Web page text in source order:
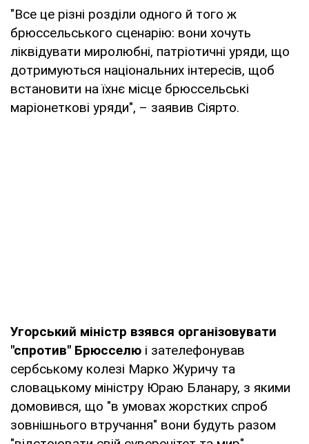
"Все це різні розділи одного й того ж
брюссельського сценарію: вони хочуть
ліквідувати миролюбні, патріотичні уряди, що
дотримуються національних інтересів, щоб
встановити на їхнє місце брюссельські
маріонеткові уряди", – заявив Сіярто.
Угорський міністр взявся організовувати
"спротив" Брюсселю і зателефонував
сербському колезі Марко Журичу та
словацькому міністру Юраю Бланару, з якими
домовився, що "в умовах жорстких спроб
зовнішнього втручання" вони будуть разом